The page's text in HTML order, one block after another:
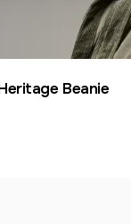
Beanie